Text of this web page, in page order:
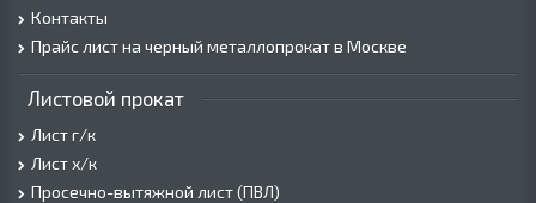
Контакты
Прайс лист на черный металлопрокат в Москве
Листовой прокат
Лист г/к
Лист х/к
Просечно-вытяжной лист (ПВЛ)